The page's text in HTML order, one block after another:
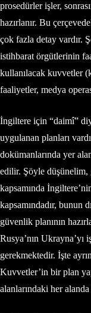
prosedürler işler,
hazırlanır. Bu
çok fazla detay vardır.
istihbarat örgütlerinin
kullanılacak kuvvetler
faaliyetler, medya
İngiltere için “daimî”
uygulanan planları
dokümanlarında yer
edilir. Şöyle
kapsamında
kapsamındadır, bunun
güvenlik planının
Rusya’nın Ukrayna’yı
gerekmektedir. İşte
Kuvvetler’in bir plan
alanlarındaki her